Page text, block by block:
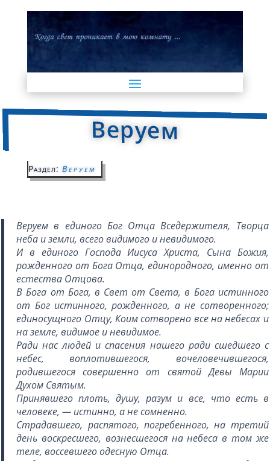
Веруем
Раздел: Веруем
Веруем в единого Бог Отца Вседержителя, Творца
неба и земли, всего видимого и невидимого.
И в единого Господа Иисуса Христа, Сына Божия,
рожденного от Бога Отца, единородного, именно от
естества Отцова.
В Бога от Бога, в Свет от Света, в Бога истинного
от Бог истинного, рожденного, а не сотворенного;
единосущного Отцу, Коим сотворено все на небесах и
на земле, видимое и невидимое.
Ради нас людей и спасения нашего ради сшедшего с
небес, воплотившегося, вочеловечившегося,
родившегося совершенно от святой Девы Марии
Духом Святым.
Принявшего плоть, душу, разум и все, что есть в
человеке, — истинно, а не сомненно.
Страдавшего, распятого, погребенного, на третий
день воскресшего, вознесшегося на небеса в том же
теле, воссевшего одесную Отца.